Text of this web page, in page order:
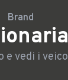
Brand
e vedi i